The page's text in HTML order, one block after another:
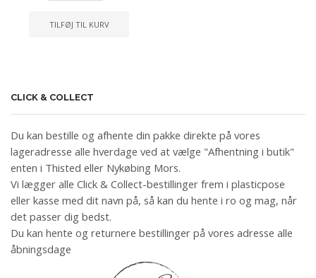
TILFØJ TIL KURV
CLICK & COLLECT
Du kan bestille og afhente din pakke direkte på vores
lageradresse alle hverdage ved at vælge "Afhentning i butik"
enten i Thisted eller Nykøbing Mors.
Vi lægger alle Click & Collect-bestillinger frem i plasticpose
eller kasse med dit navn på, så kan du hente i ro og mag, når
det passer dig bedst.
Du kan hente og returnere bestillinger på vores adresse alle
åbningsdage